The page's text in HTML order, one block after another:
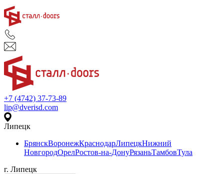
+7 (4742) 37-73-89
lip@dverisd.com
Липецк
БрянскВоронежКраснодарЛипецкНижний
НовгородОрелРостов-на-ДонуРязаньТамбовТула
г. Липецк